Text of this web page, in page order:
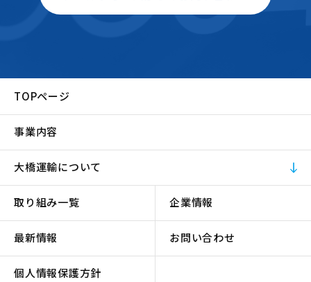
TOPページ
事業内容
大橋運輸について
取り組み一覧 企業情報
最新情報 お問い合わせ
個人情報保護方針